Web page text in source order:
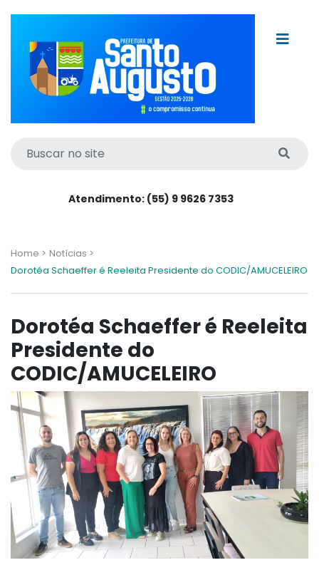
Atendimento: (55) 9 9626 7353
Home > Notícias >
Dorotéa Schaeffer é Reeleita Presidente do CODIC/AMUCELEIRO
Dorotéa Schaeffer é Reeleita
Presidente do
CODIC/AMUCELEIRO